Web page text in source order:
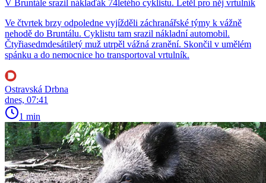
V Bruntále srazil náklaďák 74letého cyklistu. Letěl pro něj vrtulník
Ve čtvrtek brzy odpoledne vyjížděli záchranářské týmy k vážně
nehodě do Bruntálu. Cyklistu tam srazil nákladní automobil.
Čtyřiasedmdesátiletý muž utrpěl vážná zranění. Skončil v umělém
spánku a do nemocnice ho transportoval vrtulník.
Ostravská Drbna
dnes, 07:41
1 min